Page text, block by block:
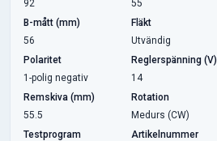
92
55
B-mått (mm)
56
Fläkt
Utvändig
Polaritet
1-polig negativ
Reglerspänning (V)
14
Remskiva (mm)
55.5
Rotation
Medurs (CW)
Testprogram
Artikelnummer